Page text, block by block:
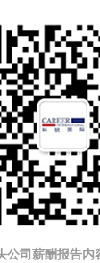
公司薪酬报告内